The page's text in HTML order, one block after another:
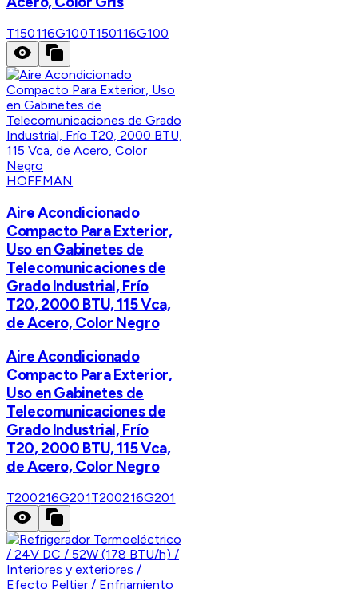
T150116G100T150116G100
HOFFMAN
Aire Acondicionado
Compacto Para Exterior,
Uso en Gabinetes de
Telecomunicaciones de
Grado Industrial, Frío
T20, 2000 BTU, 115 Vca,
de Acero, Color Negro
Aire Acondicionado
Compacto Para Exterior,
Uso en Gabinetes de
Telecomunicaciones de
Grado Industrial, Frío
T20, 2000 BTU, 115 Vca,
de Acero, Color Negro
T200216G201T200216G201